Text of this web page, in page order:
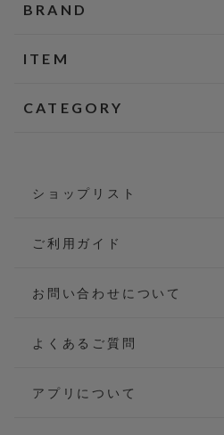
BRAND
ITEM
CATEGORY
ショップリスト
ご利用ガイド
お問い合わせについて
よくあるご質問
アプリについて